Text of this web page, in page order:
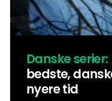
Danske serier:
bedste,
nyere tid